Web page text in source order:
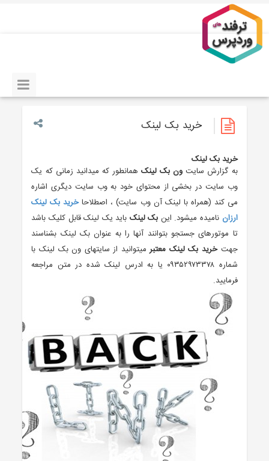
خرید بک لینک
خرید بک لینک
به گزارش سایت ون بک لینکهمانطور که میدانید زمانی که یک
وب سایت در بخشی از محتوای خود به وب سایت دیگری اشاره
می کند (همراه با لینک آن وب سایت) ، اصطلاحاخرید بک لینک
ارزان نامیده میشود. این بک لینک باید یک لینک قابل کلیک باشد
تا موتورهای جستجو بتوانند آنها را به عنوان بک لینک بشناسند
جهتخرید بک لینک معتبرمیتوانید از سایتهای ون بک لینک با
شماره ۰۹۳۵۲۹۷۳۳۷۸ یا به ادرس لینک شده در متن مراجعه
فرمایید.